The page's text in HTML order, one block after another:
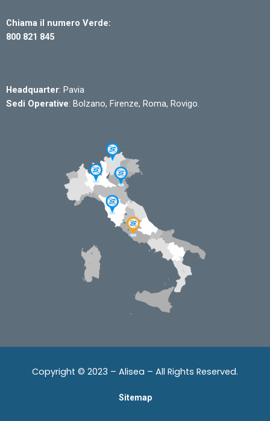
Chiama il numero Verde:
800 821 845
Headquarter: Pavia
Sedi Operative: Bolzano, Firenze, Roma, Rovigo.
Copyright © 2023 – Alisea – All Rights Reserved.
Sitemap